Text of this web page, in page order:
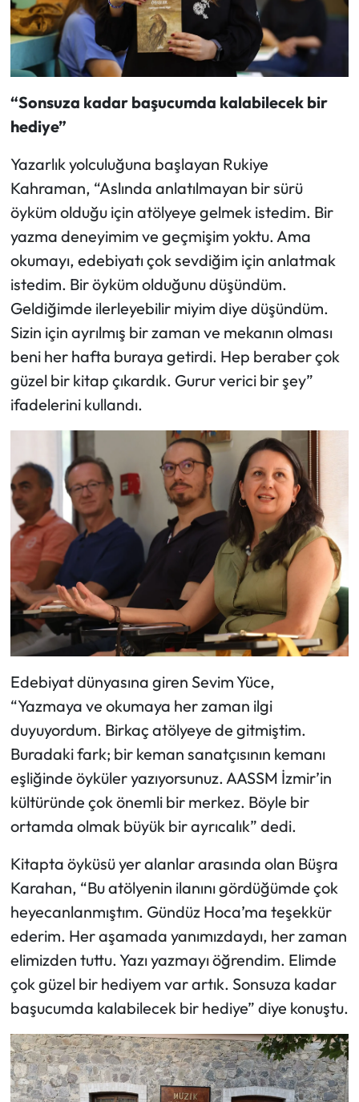
“Sonsuza kadar başucumda kalabilecek bir
hediye”
Yazarlık yolculuğuna başlayan Rukiye
Kahraman, “Aslında anlatılmayan bir sürü
öyküm olduğu için atölyeye gelmek istedim. Bir
yazma deneyimim ve geçmişim yoktu. Ama
okumayı, edebiyatı çok sevdiğim için anlatmak
istedim. Bir öyküm olduğunu düşündüm.
Geldiğimde ilerleyebilir miyim diye düşündüm.
Sizin için ayrılmış bir zaman ve mekanın olması
beni her hafta buraya getirdi. Hep beraber çok
güzel bir kitap çıkardık. Gurur verici bir şey”
ifadelerini kullandı.
Edebiyat dünyasına giren Sevim Yüce,
“Yazmaya ve okumaya her zaman ilgi
duyuyordum. Birkaç atölyeye de gitmiştim.
Buradaki fark; bir keman sanatçısının kemanı
eşliğinde öyküler yazıyorsunuz. AASSM İzmir’in
kültüründe çok önemli bir merkez. Böyle bir
ortamda olmak büyük bir ayrıcalık” dedi.
Kitapta öyküsü yer alanlar arasında olan Büşra
Karahan, “Bu atölyenin ilanını gördüğümde çok
heyecanlanmıştım. Gündüz Hoca’ma teşekkür
ederim. Her aşamada yanımızdaydı, her zaman
elimizden tuttu. Yazı yazmayı öğrendim. Elimde
çok güzel bir hediyem var artık. Sonsuza kadar
başucumda kalabilecek bir hediye” diye konuştu.